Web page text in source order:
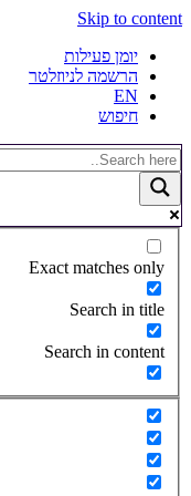
Skip to content
יומן פעילות
הרשמה לניוזלטר
EN
חיפוש
Exact matches only
Search in title
Search in content